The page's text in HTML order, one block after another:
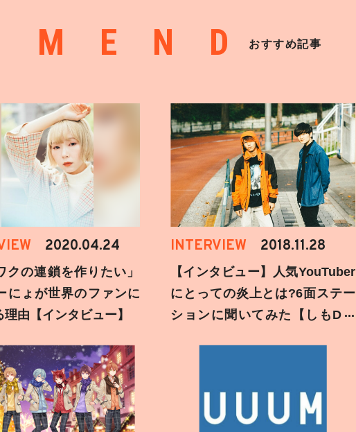
おすすめ記事
2020.04.24
クの連鎖を作りたい」
にょが世界のファンに
由【インタビュー】
INTERVIEW 2018.11.28
【インタビュー】人気YouTuber
にとっての炎上とは?6面ステー
ションに聞いてみた【しもD遅